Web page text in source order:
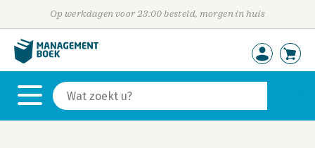
Op werkdagen voor 23:00 besteld, morgen in huis